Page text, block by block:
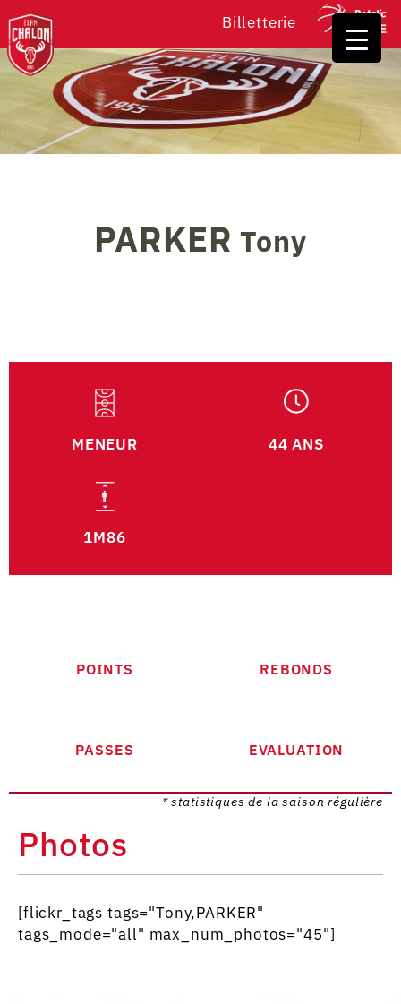
Billetterie
PARKER Tony
MENEUR 44 ANS
1M86
POINTS REBONDS
PASSES EVALUATION
* statistiques de la saison régulière
Photos
[flickr_tags tags="Tony,PARKER"
tags_mode="all" max_num_photos="45"]